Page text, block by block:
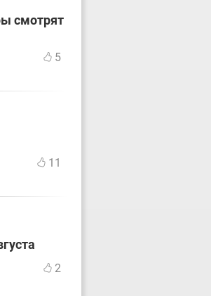
смотрят
5
11
2